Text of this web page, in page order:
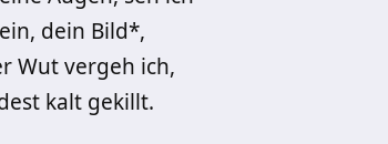
dein Bild*,
Wut vergeh ich,
kalt gekillt.